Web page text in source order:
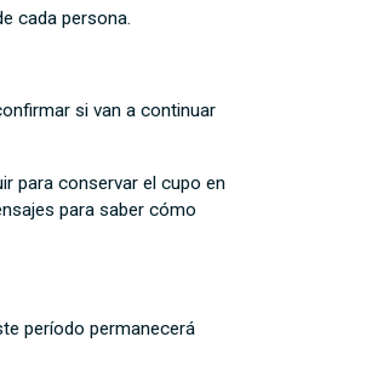
cada persona.
si van a continuar
para conservar el cupo en
para saber cómo
período permanecerá